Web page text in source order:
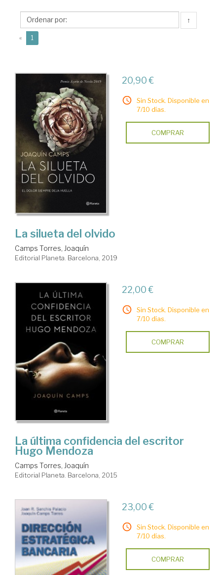
Joaquín
↑
« 1
20,90 €
Sin Stock. Disponible en
7/10 días.
COMPRAR
La silueta del olvido
Camps Torres, Joaquín
Editorial Planeta. Barcelona, 2019
22,00 €
Sin Stock. Disponible en
7/10 días.
COMPRAR
La última confidencia del escritor
Hugo Mendoza
Camps Torres, Joaquín
Editorial Planeta. Barcelona, 2015
23,00 €
Sin Stock. Disponible en
7/10 días.
COMPRAR